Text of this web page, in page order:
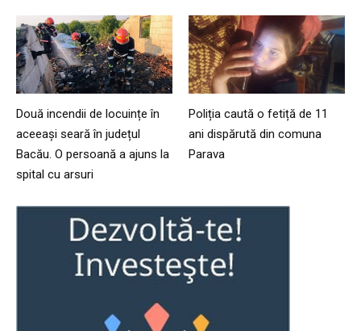
Două incendii de locuințe în
aceeași seară în județul
Bacău. O persoană a ajuns la
spital cu arsuri
Poliția caută o fetiță de 11
ani dispărută din comuna
Parava